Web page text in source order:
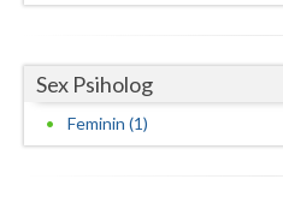
Sex Psiholog
Feminin (1)